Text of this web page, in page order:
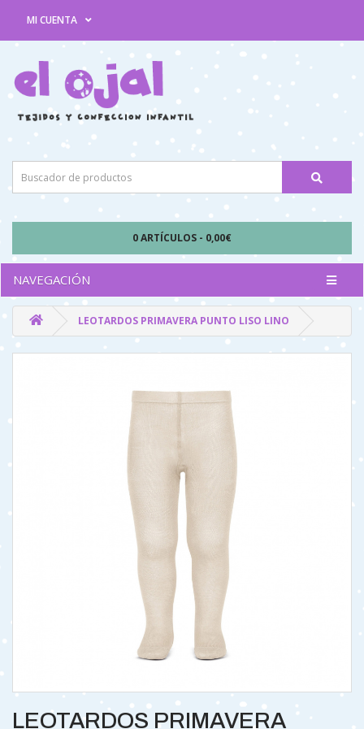
MI CUENTA
0 ARTÍCULOS - 0,00€
NAVEGACIÓN
LEOTARDOS PRIMAVERA PUNTO LISO LINO
LEOTARDOS PRIMAVERA